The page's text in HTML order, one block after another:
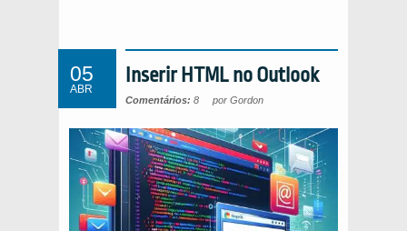
05
ABR
Inserir HTML no Outlook
Comentários: 8 por Gordon